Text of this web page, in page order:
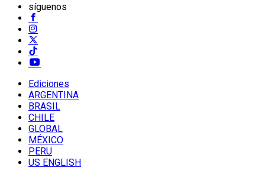
síguenos
Ediciones
ARGENTINA
BRASIL
CHILE
GLOBAL
MÉXICO
PERU
US ENGLISH